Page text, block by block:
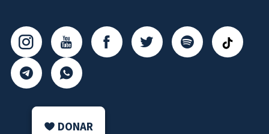
DONAR